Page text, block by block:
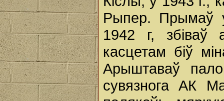
Рыпер. Прымаў
1942 г, збіваў
касцетам біў
Арыштаваў
сувязнога АК